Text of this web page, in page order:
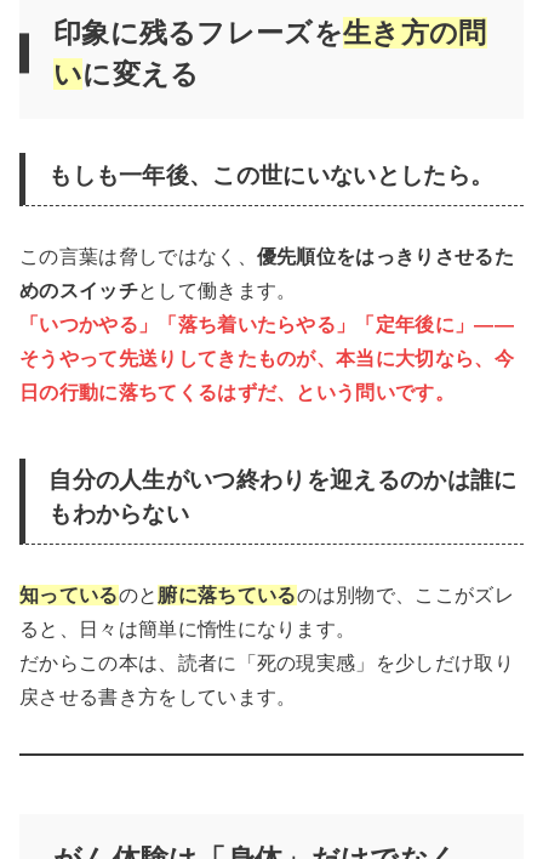
印象に残るフレーズを生き方の問
いに変える
もしも一年後、この世にいないとしたら。
この言葉は脅しではなく、 優先順位をはっきりさせるた
めのスイッチとして働きます。
「いつかやる」「落ち着いたらやる」「定年後に」——
そうやって先送りしてきたものが、本当に大切なら、今
日の行動に落ちてくるはずだ、という問いです。
自分の人生がいつ終わりを迎えるのかは誰に
もわからない
知っているのと 腑に落ちているのは別物で、ここがズレ
ると、日々は簡単に惰性になります。
だからこの本は、読者に「死の現実感」を少しだけ取り
戻させる書き方をしています。